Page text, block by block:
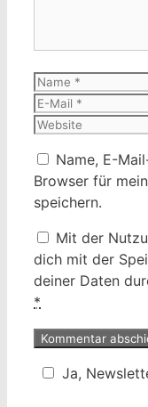
Name
Name, E-
Browser für
speichern.
Mit der
dich mit der
deiner Daten
*
Ja,